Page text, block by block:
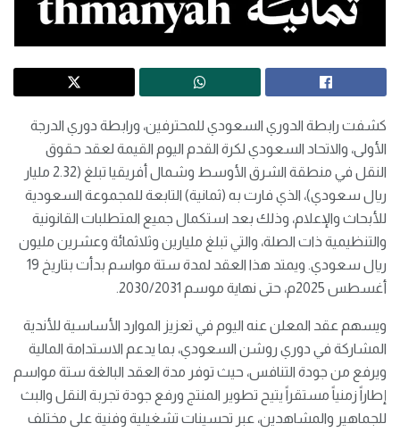
كشفت رابطة الدوري السعودي للمحترفين، ورابطة دوري الدرجة
الأولى، والاتحاد السعودي لكرة القدم اليوم القيمة لعقد حقوق
النقل في منطقة الشرق الأوسط وشمال أفريقيا تبلغ (2.32 مليار
ريال سعودي)، الذي فارت به (ثمانية) التابعة للمجموعة السعودية
للأبحاث والإعلام، وذلك بعد استكمال جميع المتطلبات القانونية
والتنظيمية ذات الصلة، والتي تبلغ مليارين وثلاثمائة وعشرين مليون
ريال سعودي. ويمتد هذا العقد لمدة ستة مواسم بدأت بتاريخ 19
أغسطس 2025م، حتى نهاية موسم 2030/2031.
ويسهم عقد المعلن عنه اليوم في تعزيز الموارد الأساسية للأندية
المشاركة في دوري روشن السعودي، بما يدعم الاستدامة المالية
ويرفع من جودة التنافس، حيث توفر مدة العقد البالغة ستة مواسم
إطاراً زمنياً مستقراً يتيح تطوير المنتج ورفع جودة تجربة النقل والبث
للجماهير والمشاهدين، عبر تحسينات تشغيلية وفنية على مختلف